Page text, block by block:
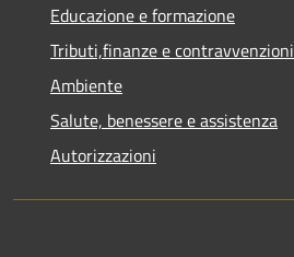
Educazione e formazione
Tributi,finanze e contravvenzioni
Ambiente
Salute, benessere e assistenza
Autorizzazioni